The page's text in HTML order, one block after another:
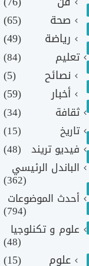
صحة
(65)
رياضة
(49)
تعليم (84)
نصائح
(5)
أخبار
(59)
ثقافة
(34)
تاريخ
(15)
فيديو تريند (48)
الباندل الرئيسي
(362)
أحدث الموضوعات
(794)
علوم و تكنلوجيا
(48)
علوم (15)